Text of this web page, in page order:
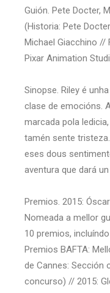
Guión. Pete Docter,
(Historia: Pete
Michael Giacchino
Pixar Animation
Sinopse. Riley é
clase de emocións.
marcada pola
tamén sente
eses dous
aventura que dará
Premios. 2015:
Nomeada a mellor
10 premios,
Premios BAFTA:
de Cannes: Sección
concurso) // 2015: